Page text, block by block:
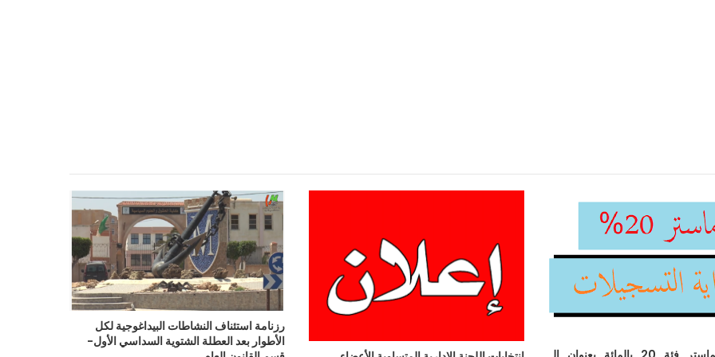
رزنامة استئناف النشاطات البيداغوجية لكل
الأطوار بعد العطلة الشتوية السداسي الأول‎‎‎‎-